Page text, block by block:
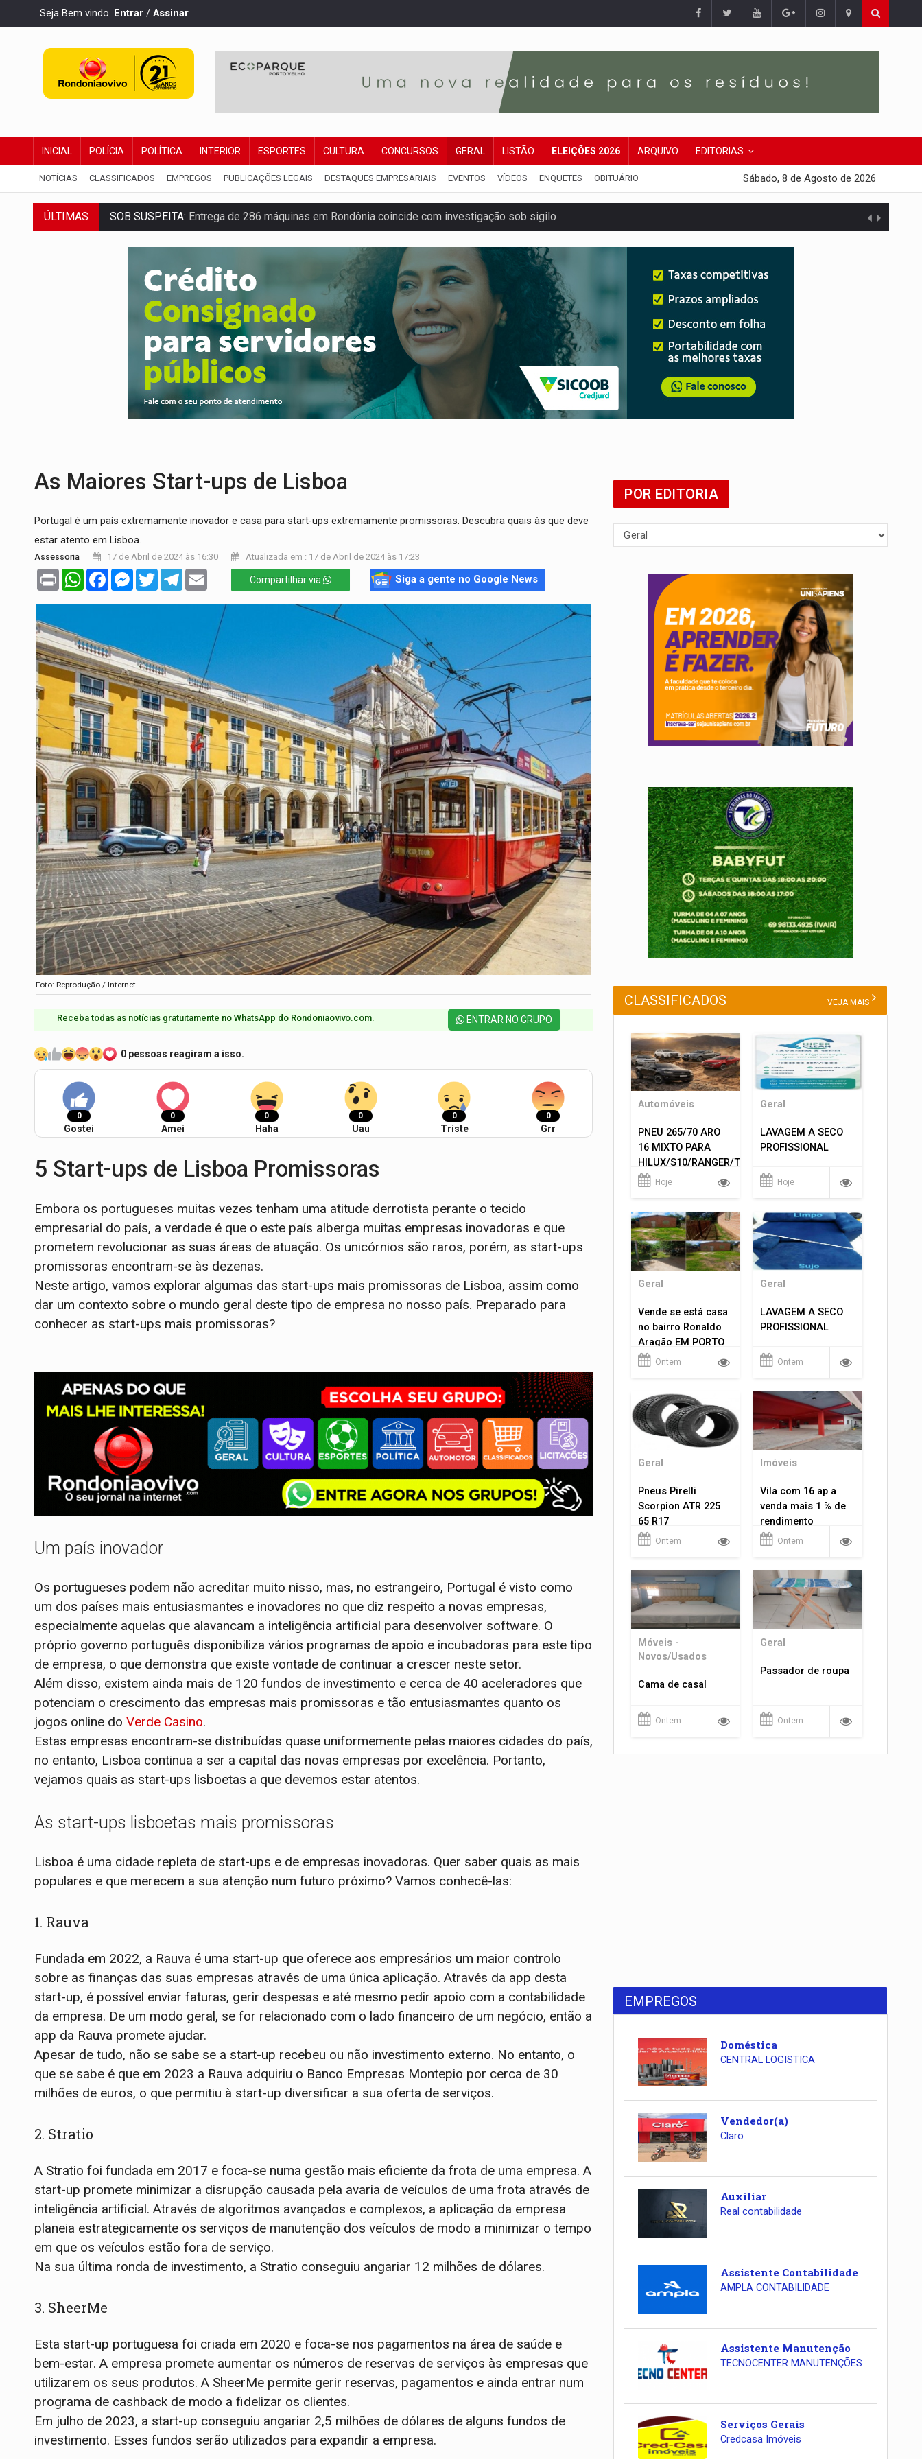
Seja Bem vindo. Entrar / Assinar
INICIAL POLÍCIA POLÍTICA INTERIOR ESPORTES CULTURA CONCURSOS GERAL LISTÃO ELEIÇÕES 2026 ARQUIVO EDITORIAS
NOTÍCIAS CLASSIFICADOS EMPREGOS PUBLICAÇÕES LEGAIS DESTAQUES EMPRESARIAIS EVENTOS VÍDEOS ENQUETES OBITUÁRIO Sábado, 8 de Agosto de 2026
ÚLTIMAS
SOB SUSPEITA:Entrega de 286 máquinas em Rondônia coincide com investigação sob sigilo
ARTIGO:Reter até 50% no distrato imobiliário é legal, mas não pode ser automático
Veja as mais de 200 ações de Marcos Rogério para Rondônia
EXPANSÃO: Grupo Nova Era amplia presença em PVH e transforma Aramix em Super Nova Era
ROTA GLOBAL: PCC amplia presença internacional e transforma Brasil em corredor da cocaína
CONEXÃO RONDONIAOVIVO:Museólogo Antônio Ocampo conduz a história de uma ferrovia desgovernada
EXTENSÃO DE DANOS:Ferroviários pedem ao Iphan recuperação de área atingida por erosão na EFMM
VARIANDO O CARDÁPIO: Veja essa receita de carne assada para o almoço e o jantar
PREJUÍZO AOS ESTUDANTES:Greve dos professores em PVH é considerada ilegal pela Justiça
As Maiores Start-ups de Lisboa
Portugal é um país extremamente inovador e casa para start-ups extremamente promissoras. Descubra quais às que deve
estar atento em Lisboa.
Assessoria 17 de Abril de 2024 às 16:30 Atualizada em : 17 de Abril de 2024 às 17:23
Print WhatsAppFacebookMessenger
TwitterTelegram Compartilhar via Siga a gente no Google News
Foto: Reprodução / Internet
Receba todas as notícias gratuitamente no WhatsApp do Rondoniaovivo.com.​ ENTRAR NO GRUPO
0 pessoas reagiram a isso.
0
Gostei
0
Amei
0
Haha
0
Uau
0
Triste
0
Grr
5 Start-ups de Lisboa Promissoras
Embora os portugueses muitas vezes tenham uma atitude derrotista perante o tecido
empresarial do país, a verdade é que o este país alberga muitas empresas inovadoras e que
prometem revolucionar as suas áreas de atuação. Os unicórnios são raros, porém, as start-ups
promissoras encontram-se às dezenas.
Neste artigo, vamos explorar algumas das start-ups mais promissoras de Lisboa, assim como
dar um contexto sobre o mundo geral deste tipo de empresa no nosso país. Preparado para
conhecer as start-ups mais promissoras?
Um país inovador
Os portugueses podem não acreditar muito nisso, mas, no estrangeiro, Portugal é visto como
um dos países mais entusiasmantes e inovadores no que diz respeito a novas empresas,
especialmente aquelas que alavancam a inteligência artificial para desenvolver software. O
próprio governo português disponibiliza vários programas de apoio e incubadoras para este tipo
de empresa, o que demonstra que existe vontade de continuar a crescer neste setor.
Além disso, existem ainda mais de 120 fundos de investimento e cerca de 40 aceleradores que
potenciam o crescimento das empresas mais promissoras e tão entusiasmantes quanto os
jogos online do Verde Casino.
Estas empresas encontram-se distribuídas quase uniformemente pelas maiores cidades do país,
no entanto, Lisboa continua a ser a capital das novas empresas por excelência. Portanto,
vejamos quais as start-ups lisboetas a que devemos estar atentos.
As start-ups lisboetas mais promissoras
Lisboa é uma cidade repleta de start-ups e de empresas inovadoras. Quer saber quais as mais
populares e que merecem a sua atenção num futuro próximo? Vamos conhecê-las:
1. Rauva
Fundada em 2022, a Rauva é uma start-up que oferece aos empresários um maior controlo
sobre as finanças das suas empresas através de uma única aplicação. Através da app desta
start-up, é possível enviar faturas, gerir despesas e até mesmo pedir apoio com a contabilidade
da empresa. De um modo geral, se for relacionado com o lado financeiro de um negócio, então a
app da Rauva promete ajudar.
Apesar de tudo, não se sabe se a start-up recebeu ou não investimento externo. No entanto, o
que se sabe é que em 2023 a Rauva adquiriu o Banco Empresas Montepio por cerca de 30
milhões de euros, o que permitiu à start-up diversificar a sua oferta de serviços.
2. Stratio
A Stratio foi fundada em 2017 e foca-se numa gestão mais eficiente da frota de uma empresa. A
start-up promete minimizar a disrupção causada pela avaria de veículos de uma frota através de
inteligência artificial. Através de algoritmos avançados e complexos, a aplicação da empresa
planeia estrategicamente os serviços de manutenção dos veículos de modo a minimizar o tempo
em que os veículos estão fora de serviço.
Na sua última ronda de investimento, a Stratio conseguiu angariar 12 milhões de dólares.
3. SheerMe
Esta start-up portuguesa foi criada em 2020 e foca-se nos pagamentos na área de saúde e
bem-estar. A empresa promete aumentar os números de reservas de serviços às empresas que
utilizarem os seus produtos. A SheerMe permite gerir reservas, pagamentos e ainda entrar num
programa de cashback de modo a fidelizar os clientes.
Em julho de 2023, a start-up conseguiu angariar 2,5 milhões de dólares de alguns fundos de
investimento. Esses fundos serão utilizados para expandir a empresa.
POR EDITORIA
CLASSIFICADOS VEJA MAIS
Automóveis
PNEU 265/70 ARO
16 MIXTO PARA
HILUX/S10/RANGER/TRITON
ETC... MONTAGEM
Hoje
Geral
LAVAGEM A SECO
PROFISSIONAL
Hoje
Geral
Vende se está casa
no bairro Ronaldo
Aragão EM PORTO
VELHO RO.
Ontem
Geral
LAVAGEM A SECO
PROFISSIONAL
Ontem
Geral
Pneus Pirelli
Scorpion ATR 225
65 R17
Ontem
Imóveis
Vila com 16 ap a
venda mais 1 % de
rendimento
Ontem
Móveis -
Novos/Usados
Cama de casal
Ontem
Geral
Passador de roupa
Ontem
EMPREGOS
Doméstica
CENTRAL LOGISTICA
Vendedor(a)
Claro
Auxiliar
Real contabilidade
Assistente Contabilidade
AMPLA CONTABILIDADE
Assistente Manutenção
TECNOCENTER MANUTENÇÕES
Serviços Gerais
Credcasa Imóveis